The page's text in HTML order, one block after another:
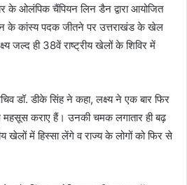
के ओलंपिक चैंपियन लिन डैन द्वारा आयोजित
के कांस्य पदक जीतने पर उत्तराखंड के खेल
जल्द ही 38वें राष्ट्रीय खेलों के शिविर में
डॉ. डीके सिंह ने कहा, लक्ष्य ने एक बार फिर
कराए हैं। उनकी चमक लगातार ही बढ़
खेलों में हिस्सा लेंगे व राज्य के लोगों को फिर से